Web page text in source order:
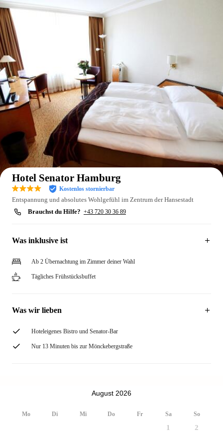
Auf der Karte anzeigen
Hotel Senator Hamburg
Kostenlos stornierbar
Entspannung und absolutes Wohlgefühl im Zentrum der Hansestadt
Brauchst du Hilfe? +43 720 30 36 89
Was inklusive ist
Ab 2 Übernachtung im Zimmer deiner Wahl
Tägliches Frühstücksbuffet
Was wir lieben
Hoteleigenes Bistro und Senator-Bar
Nur 13 Minuten bis zur Mönckebergstraße
August 2026
Mo Di Mi Do Fr Sa So
1 2